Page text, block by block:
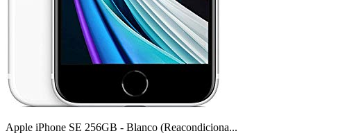
Apple iPhone SE 256GB - Blanco (Reacondiciona...